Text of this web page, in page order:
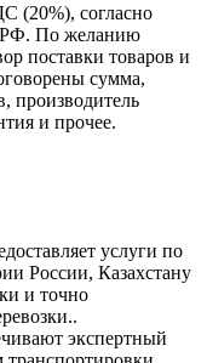
(20%), согласно
РФ. По желанию
поставки товаров и
сумма,
производитель
и прочее.
услуги по
России, Казахстану
и точно
экспертный